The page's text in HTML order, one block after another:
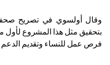
وقال أولسوي في تصريح
بتحقيق مثل هذا المشروع لأول
فرص عمل للنساء وتقديم الدعم